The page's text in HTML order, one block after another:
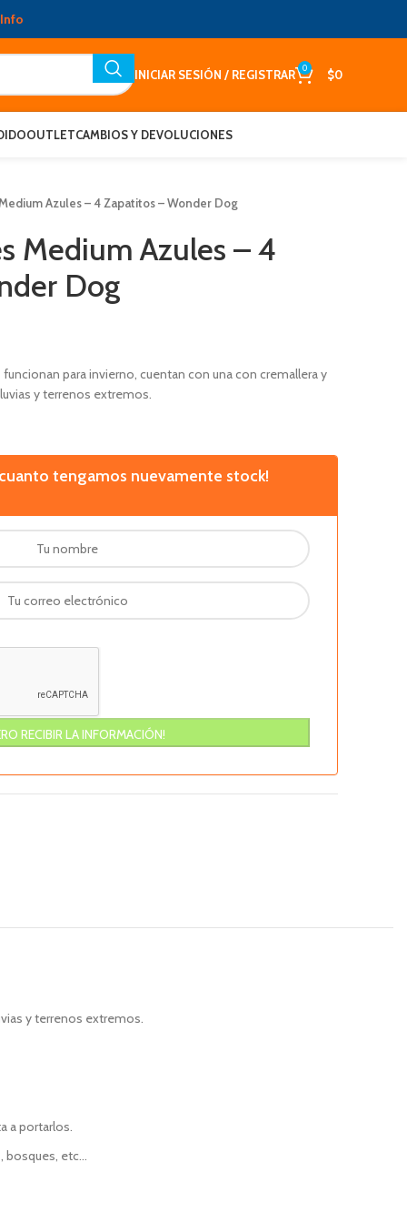
INICIAR SESIÓN / REGISTRAR 0 $0
OUTLETCAMBIOS Y DEVOLUCIONES
Azules – 4 Zapatitos – Wonder Dog
Medium Azules – 4
Dog
para invierno, cuentan con una con cremallera y
y terrenos extremos.
cuanto tengamos nuevamente stock!
y terrenos extremos.
a portarlos.
bosques, etc…